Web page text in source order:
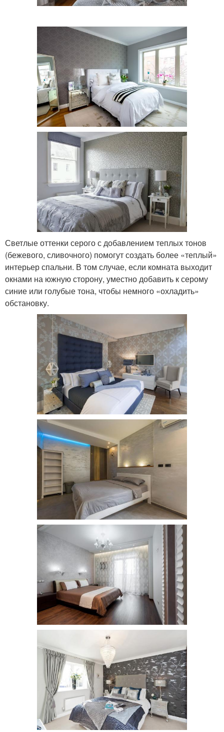
Светлые оттенки серого с добавлением теплых тонов
(бежевого, сливочного) помогут создать более «теплый»
интерьер спальни. В том случае, если комната выходит
окнами на южную сторону, уместно добавить к серому
синие или голубые тона, чтобы немного «охладить»
обстановку.